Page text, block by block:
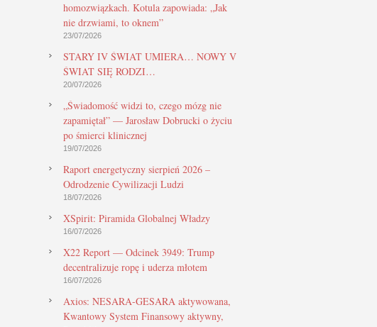
homozwiązkach. Kotula zapowiada: „Jak
nie drzwiami, to oknem”
23/07/2026
STARY IV ŚWIAT UMIERA… NOWY V
ŚWIAT SIĘ RODZI…
20/07/2026
„Świadomość widzi to, czego mózg nie
zapamiętał” — Jarosław Dobrucki o życiu
po śmierci klinicznej
19/07/2026
Raport energetyczny sierpień 2026 –
Odrodzenie Cywilizacji Ludzi
18/07/2026
XSpirit: Piramida Globalnej Władzy
16/07/2026
X22 Report — Odcinek 3949: Trump
decentralizuje ropę i uderza młotem
16/07/2026
Axios: NESARA-GESARA aktywowana,
Kwantowy System Finansowy aktywny,